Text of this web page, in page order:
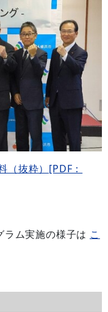
（抜粋）[PDF：
ム実施の様子は こ